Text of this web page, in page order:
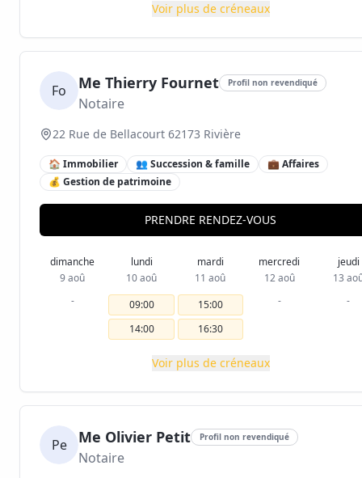
Voir plus de créneaux
Fo Me Thierry Fournet Profil non revendiqué
Notaire
22 Rue de Bellacourt 62173 Rivière
🏠 Immobilier 👥 Succession & famille
💼 Affaires
💰 Gestion de patrimoine
PRENDRE RENDEZ-VOUS
dimanche
9 aoû
-
lundi
10 aoû
09:00
14:00
mardi
11 aoû
15:00
16:30
mercredi
12 aoû
-
jeudi
13
-
Voir plus de créneaux
Pe Me Olivier Petit Profil non revendiqué
Notaire